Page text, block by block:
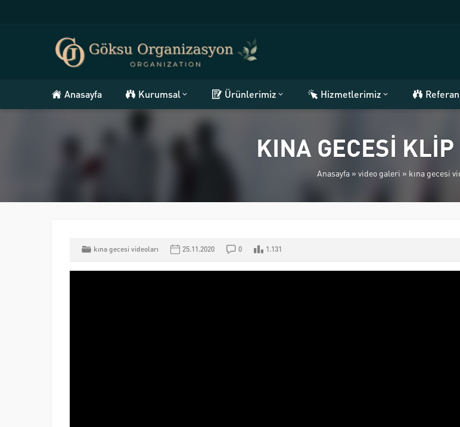
Anasayfa Kurumsal Ürünlerimiz Hizmetlerimiz
KINA GECESİ
Anasayfa » video galeri » kına gecesi
kına gecesi videoları 25.11.2020 0 1.131